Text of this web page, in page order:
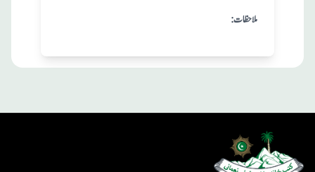
:ملاحظات